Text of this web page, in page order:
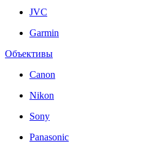
JVC
Garmin
Объективы
Canon
Nikon
Sony
Panasonic